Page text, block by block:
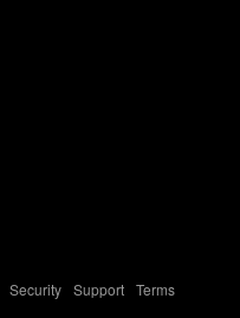
Security- Support- Terms